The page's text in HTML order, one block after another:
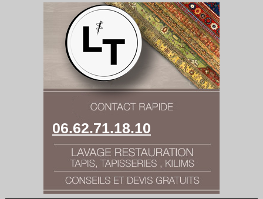
06.62.71.18.10